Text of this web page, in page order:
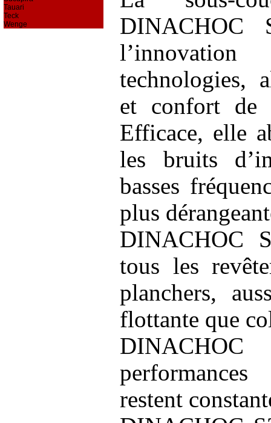
Tauari
Teck
Wenge
DINACHOC
l’innovation
technologies,
et confort de
Efficace, elle
les bruits
basses
plus
DINACHOC
tous les
planchers,
flottante que
restent